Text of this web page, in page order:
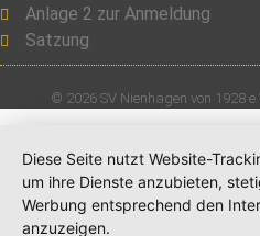
Anlage 2 zur Anmeldung
Satzung
© 2026 SV Nienhagen von 1928
Diese Seite nutzt Website-
um ihre Dienste anzubieten,
Werbung entsprechend den
anzuzeigen.